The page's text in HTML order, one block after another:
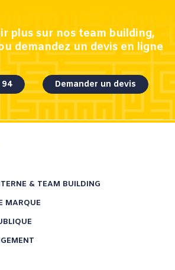
plus sur nos team building,
demandez un devis en ligne
Demander un devis
& TEAM BUILDING
MARQUE